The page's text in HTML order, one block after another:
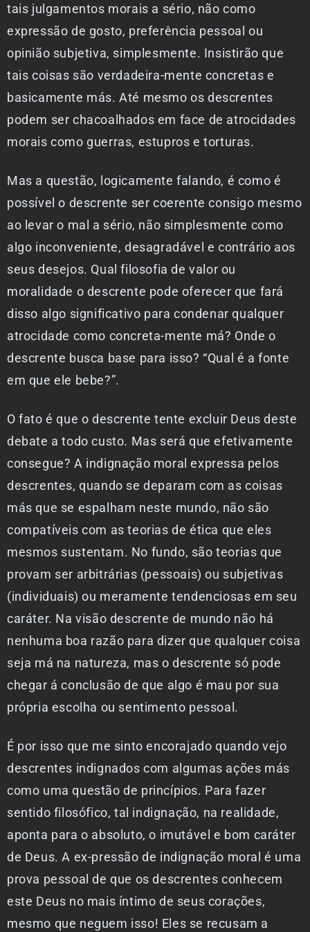
tais julgamentos morais a sério, não como
expressão de gosto, preferência pessoal ou
opinião subjetiva, simplesmente. Insistirão que
tais coisas são verdadeira-mente concretas e
basicamente más. Até mesmo os descrentes
podem ser chacoalhados em face de atrocidades
morais como guerras, estupros e torturas.
Mas a questão, logicamente falando, é como é
possível o descrente ser coerente consigo mesmo
ao levar o mal a sério, não simplesmente como
algo inconveniente, desagradável e contrário aos
seus desejos. Qual filosofia de valor ou
moralidade o descrente pode oferecer que fará
disso algo significativo para condenar qualquer
atrocidade como concreta-mente má? Onde o
descrente busca base para isso? “Qual é a fonte
em que ele bebe?”.
O fato é que o descrente tente excluir Deus deste
debate a todo custo. Mas será que efetivamente
consegue? A indignação moral expressa pelos
descrentes, quando se deparam com as coisas
más que se espalham neste mundo, não são
compatíveis com as teorias de ética que eles
mesmos sustentam. No fundo, são teorias que
provam ser arbitrárias (pessoais) ou subjetivas
(individuais) ou meramente tendenciosas em seu
caráter. Na visão descrente de mundo não há
nenhuma boa razão para dizer que qualquer coisa
seja má na natureza, mas o descrente só pode
chegar á conclusão de que algo é mau por sua
própria escolha ou sentimento pessoal.
É por isso que me sinto encorajado quando vejo
descrentes indignados com algumas ações más
como uma questão de princípios. Para fazer
sentido filosófico, tal indignação, na realidade,
aponta para o absoluto, o imutável e bom caráter
de Deus. A ex-pressão de indignação moral é uma
prova pessoal de que os descrentes conhecem
este Deus no mais íntimo de seus corações,
mesmo que neguem isso! Eles se recusam a